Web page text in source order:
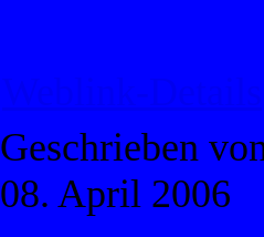
Geschrieben
08. April 2006